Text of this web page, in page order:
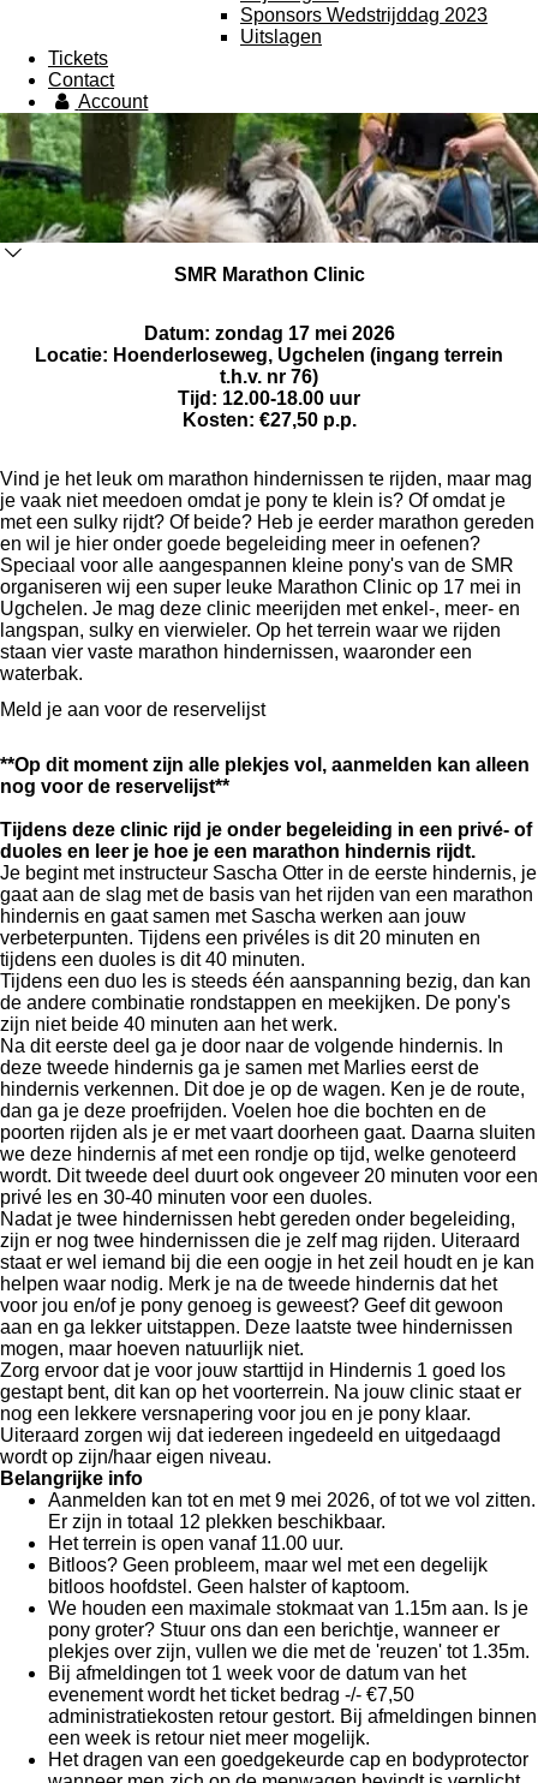
Sponsors Wedstrijddag 2023
Uitslagen
Tickets
Contact
Account
SMR Marathon Clinic
Datum: zondag 17 mei 2026
Locatie: Hoenderloseweg, Ugchelen (ingang terrein
t.h.v. nr 76)
Tijd: 12.00-18.00 uur
Kosten: €27,50 p.p.
Vind je het leuk om marathon hindernissen te rijden, maar mag
je vaak niet meedoen omdat je pony te klein is? Of omdat je
met een sulky rijdt? Of beide? Heb je eerder marathon gereden
en wil je hier onder goede begeleiding meer in oefenen?
Speciaal voor alle aangespannen kleine pony's van de SMR
organiseren wij een super leuke Marathon Clinic op 17 mei in
Ugchelen. Je mag deze clinic meerijden met enkel-, meer- en
langspan, sulky en vierwieler. Op het terrein waar we rijden
staan vier vaste marathon hindernissen, waaronder een
waterbak.
Meld je aan voor de reservelijst
**Op dit moment zijn alle plekjes vol, aanmelden kan alleen
nog voor de reservelijst**
Tijdens deze clinic rijd je onder begeleiding in een privé- of
duoles en leer je hoe je een marathon hindernis rijdt.
Je begint met instructeur Sascha Otter in de eerste hindernis, je
gaat aan de slag met de basis van het rijden van een marathon
hindernis en gaat samen met Sascha werken aan jouw
verbeterpunten. Tijdens een privéles is dit 20 minuten en
tijdens een duoles is dit 40 minuten.
Tijdens een duo les is steeds één aanspanning bezig, dan kan
de andere combinatie rondstappen en meekijken. De pony's
zijn niet beide 40 minuten aan het werk.
Na dit eerste deel ga je door naar de volgende hindernis. In
deze tweede hindernis ga je samen met Marlies eerst de
hindernis verkennen. Dit doe je op de wagen. Ken je de route,
dan ga je deze proefrijden. Voelen hoe die bochten en de
poorten rijden als je er met vaart doorheen gaat. Daarna sluiten
we deze hindernis af met een rondje op tijd, welke genoteerd
wordt. Dit tweede deel duurt ook ongeveer 20 minuten voor een
privé les en 30-40 minuten voor een duoles.
Nadat je twee hindernissen hebt gereden onder begeleiding,
zijn er nog twee hindernissen die je zelf mag rijden. Uiteraard
staat er wel iemand bij die een oogje in het zeil houdt en je kan
helpen waar nodig. Merk je na de tweede hindernis dat het
voor jou en/of je pony genoeg is geweest? Geef dit gewoon
aan en ga lekker uitstappen. Deze laatste twee hindernissen
mogen, maar hoeven natuurlijk niet.
Zorg ervoor dat je voor jouw starttijd in Hindernis 1 goed los
gestapt bent, dit kan op het voorterrein. Na jouw clinic staat er
nog een lekkere versnapering voor jou en je pony klaar.
Uiteraard zorgen wij dat iedereen ingedeeld en uitgedaagd
wordt op zijn/haar eigen niveau.
Belangrijke info
Aanmelden kan tot en met 9 mei 2026, of tot we vol zitten.
Er zijn in totaal 12 plekken beschikbaar.
Het terrein is open vanaf 11.00 uur.
Bitloos? Geen probleem, maar wel met een degelijk
bitloos hoofdstel. Geen halster of kaptoom.
We houden een maximale stokmaat van 1.15m aan. Is je
pony groter? Stuur ons dan een berichtje, wanneer er
plekjes over zijn, vullen we die met de 'reuzen' tot 1.35m.
Bij afmeldingen tot 1 week voor de datum van het
evenement wordt het ticket bedrag -/- €7,50
administratiekosten retour gestort. Bij afmeldingen binnen
een week is retour niet meer mogelijk.
Het dragen van een goedgekeurde cap en bodyprotector